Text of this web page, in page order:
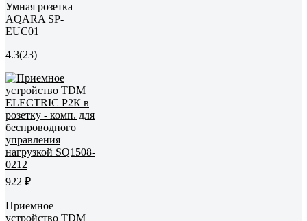
Умная розетка
AQARA SP-
EUC01
4.3(23)
922 ₽
Приемное
устройство TDM